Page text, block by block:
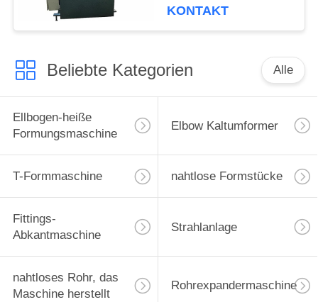
3.8kw
KONTAKT
Beliebte Kategorien Alle
Ellbogen-heiße
Formungsmaschine
Elbow Kaltumformer
T-Formmaschine nahtlose Formstücke
Fittings-
Abkantmaschine
Strahlanlage
nahtloses Rohr, das
Maschine herstellt
Rohrexpandermaschine